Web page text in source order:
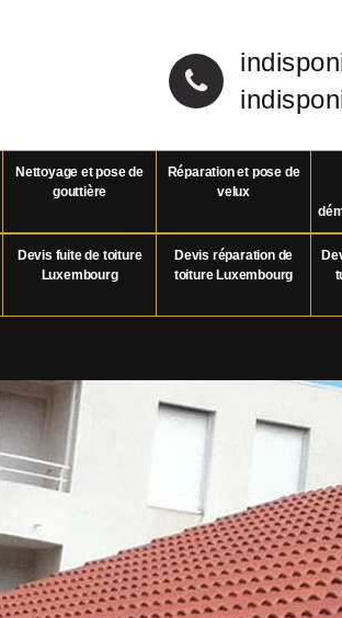
Nettoyage et pose de
gouttière
Réparation et pose de
velux
Devis fuite de toiture
Luxembourg
Devis réparation de
toiture Luxembourg